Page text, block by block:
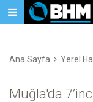
Ana Sayfa Yerel
Muğla'da